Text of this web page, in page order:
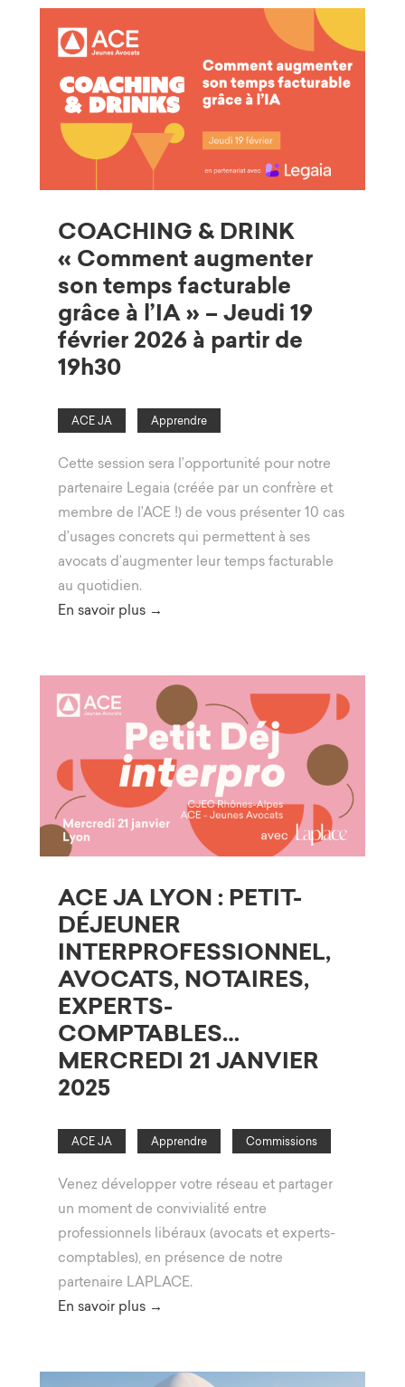
COACHING & DRINK
« Comment augmenter
son temps facturable
grâce à l’IA » – Jeudi 19
février 2026 à partir de
19h30
ACE JA Apprendre
Cette session sera l’opportunité pour notre
partenaire Legaia (créée par un confrère et
membre de l’ACE !) de vous présenter 10 cas
d’usages concrets qui permettent à ses
avocats d’augmenter leur temps facturable
au quotidien.
En savoir plus →
ACE JA LYON : PETIT-
DÉJEUNER
INTERPROFESSIONNEL,
AVOCATS, NOTAIRES,
EXPERTS-
COMPTABLES…
MERCREDI 21 JANVIER
2025
ACE JA Apprendre Commissions
Venez développer votre réseau et partager
un moment de convivialité entre
professionnels libéraux (avocats et experts-
comptables), en présence de notre
partenaire LAPLACE.
En savoir plus →